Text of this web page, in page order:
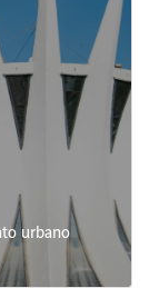
urbano